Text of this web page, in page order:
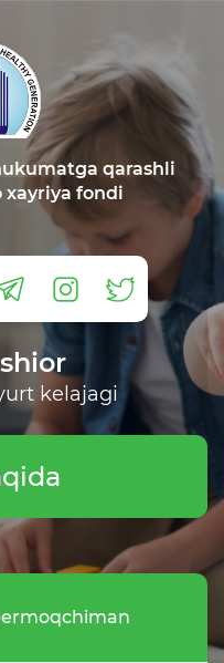
qarashli
xayriya fondi
kelajagi